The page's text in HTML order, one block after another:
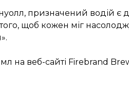
призначений водій є
щоб кожен міг
на веб-сайті Firebrand